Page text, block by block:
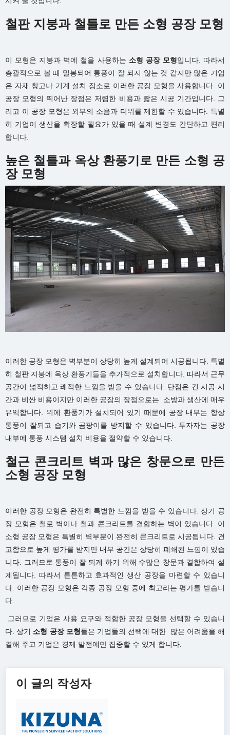
철판 지붕과 철틀로 만든 소형 공장 모형
이 모형은 지붕과 벽에 철을 사용하는 소형 공장 모형입니다. 따라서
총괄적으로 볼 때 밀봉되어 통풍이 잘 되지 않는 것 같지만 많은 기업
은 자재 창고나 기계 설치 장소로 이러한 공장 모형을 사용합니다. 이
공장 모형의 뛰어난 장점은 저렴한 비용과 짧은 시공 기간입니다. 그
리고 이 공장 모형은 외부의 소음과 더위를 제한할 수 있습니다. 특별
히 기업이 생산을 확장할 필요가 있을 때 설계 변경도 간단하고 편리
합니다.
높은 철틀과 옥상 환풍기로 만든 소형 공
장 모형
이러한 공장 모형은 벽부분이 상당히 높게 설계되어 시공됩니다. 특별
히 철판 지붕에 옥상 환풍기들을 추가적으로 설치합니다. 따라서 근무
공간이 넓적하고 쾌적한 느낌을 받을 수 있습니다. 단점은 긴 시공 시
간과 비싼 비용이지만 이러한 공장의 장점으로는 소방과 생산에 매우
유익합니다. 위에 환풍기가 설치되어 있기 때문에 공장 내부는 항상
통풍이 잘되고 습기와 곰팡이를 방지할 수 있습니다. 투자자는 공장
내부에 통풍 시스템 설치 비용을 절약할 수 있습니다.
철근 콘크리트 벽과 많은 창문으로 만든
소형 공장 모형
이러한 공장 모형은 완전히 특별한 느낌을 받을 수 있습니다. 상기 공
장 모형은 철로 벽이나 철과 콘크리트를 결합하는 벽이 있습니다. 이
소형 공장 모형은 특별히 벽부분이 완전히 콘크리트로 시공됩니다. 견
고함으로 높게 평가를 받지만 내부 공간은 상당히 폐쇄된 느낌이 있습
니다. 그러므로 통풍이 잘 되게 하기 위해 수많은 창문과 결합하여 설
계됩니다. 따라서 튼튼하고 효과적인 생산 공장을 마련할 수 있습니
다. 이러한 공장 모형은 각종 공장 모형 중에 최고라는 평가를 받습니
다.
그러므로 기업은 사용 요구와 적합한 공장 모형을 선택할 수 있습니
다. 상기 소형 공장 모형들은 기업들의 선택에 대한 많은 어려움을 해
결해 주고 기업은 경제 발전에만 집중할 수 있게 합니다.
이 글의 작성자